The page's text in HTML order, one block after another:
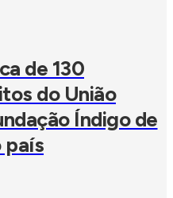
de 130
do União
Índigo de
país